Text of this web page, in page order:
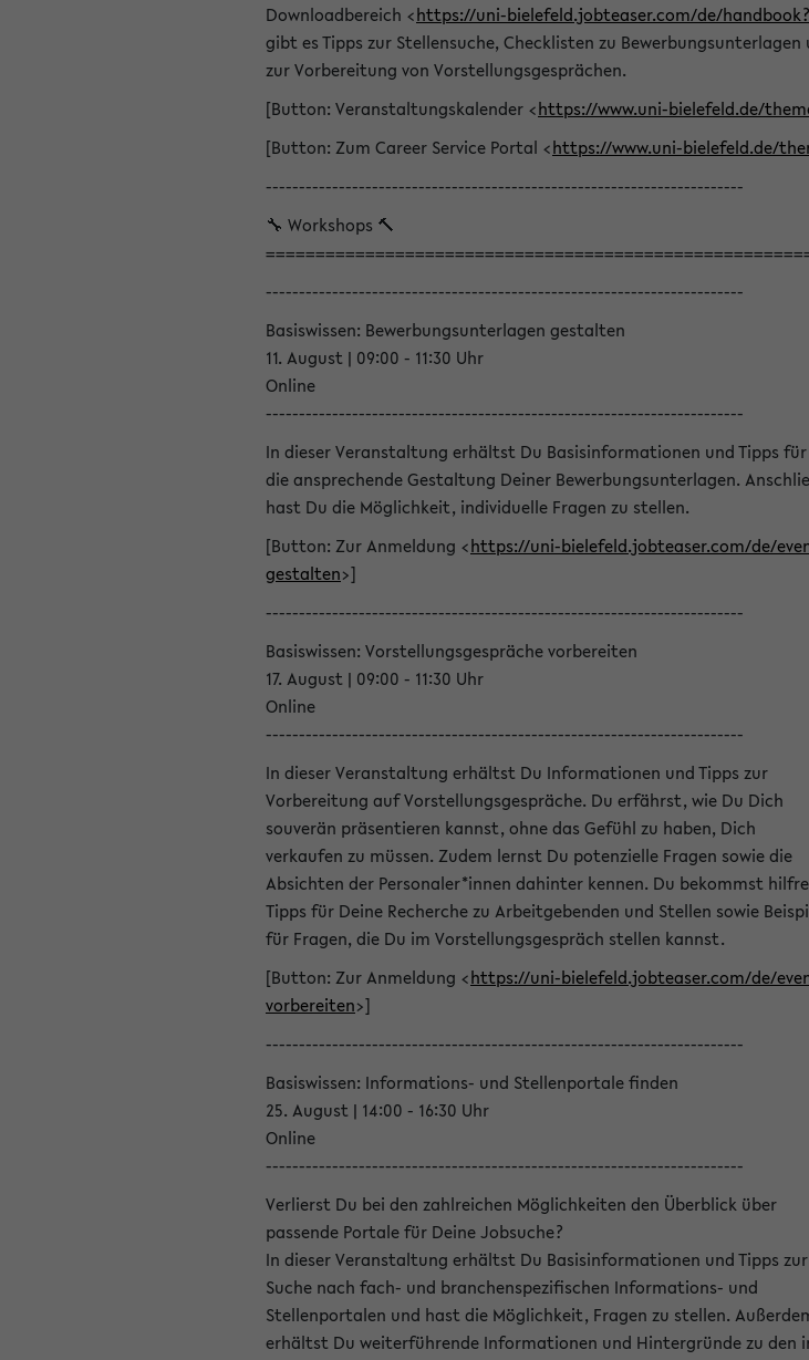
Downloadbereich <https://uni-bielefeld.jobteaser.com/de/
gibt es Tipps zur Stellensuche, Checklisten zu Bewerbungsunterlagen
zur Vorbereitung von Vorstellungsgesprächen.
[Button: Veranstaltungskalender <https://www.uni-bielefeld.de/
[Button: Zum Career Service Portal <https://www.uni-bielefeld.de/
------------------------------------------------------------------------
🔧 Workshops 🔨
------------------------------------------------------------------------
Basiswissen: Bewerbungsunterlagen gestalten
11. August | 09:00 - 11:30 Uhr
Online
------------------------------------------------------------------------
In dieser Veranstaltung erhältst Du Basisinformationen und Tipps für
die ansprechende Gestaltung Deiner Bewerbungsunterlagen.
hast Du die Möglichkeit, individuelle Fragen zu stellen.
[Button: Zur Anmeldung <https://uni-bielefeld.jobteaser.com/de/
gestalten>]
------------------------------------------------------------------------
Basiswissen: Vorstellungsgespräche vorbereiten
17. August | 09:00 - 11:30 Uhr
Online
------------------------------------------------------------------------
In dieser Veranstaltung erhältst Du Informationen und Tipps zur
Vorbereitung auf Vorstellungsgespräche. Du erfährst, wie Du Dich
souverän präsentieren kannst, ohne das Gefühl zu haben, Dich
verkaufen zu müssen. Zudem lernst Du potenzielle Fragen sowie die
Absichten der Personaler*innen dahinter kennen. Du bekommst
Tipps für Deine Recherche zu Arbeitgebenden und Stellen sowie
für Fragen, die Du im Vorstellungsgespräch stellen kannst.
[Button: Zur Anmeldung <https://uni-bielefeld.jobteaser.com/de/
vorbereiten>]
------------------------------------------------------------------------
Basiswissen: Informations- und Stellenportale finden
25. August | 14:00 - 16:30 Uhr
Online
------------------------------------------------------------------------
Verlierst Du bei den zahlreichen Möglichkeiten den Überblick über
passende Portale für Deine Jobsuche?
In dieser Veranstaltung erhältst Du Basisinformationen und Tipps zur
Suche nach fach- und branchenspezifischen Informations- und
Stellenportalen und hast die Möglichkeit, Fragen zu stellen.
erhältst Du weiterführende Informationen und Hintergründe zu den